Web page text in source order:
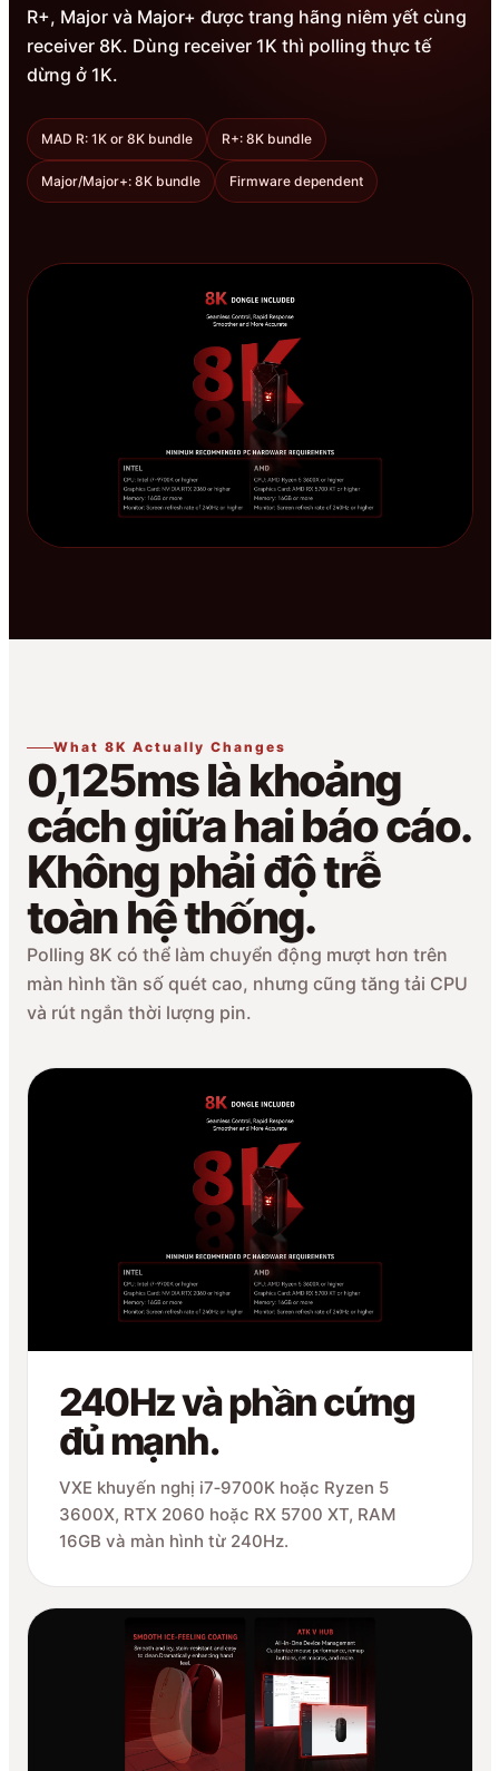
R+, Major và Major+ được trang hãng niêm yết cùng
receiver 8K. Dùng receiver 1K thì polling thực tế
dừng ở 1K.
MAD R: 1K or 8K bundle R+: 8K bundle
Major/Major+: 8K bundle Firmware dependent
What 8K Actually Changes
0,125ms là khoảng
cách giữa hai báo cáo.
Không phải độ trễ
toàn hệ thống.
Polling 8K có thể làm chuyển động mượt hơn trên
màn hình tần số quét cao, nhưng cũng tăng tải CPU
và rút ngắn thời lượng pin.
240Hz và phần cứng
đủ mạnh.
VXE khuyến nghị i7‑9700K hoặc Ryzen 5
3600X, RTX 2060 hoặc RX 5700 XT, RAM
16GB và màn hình từ 240Hz.